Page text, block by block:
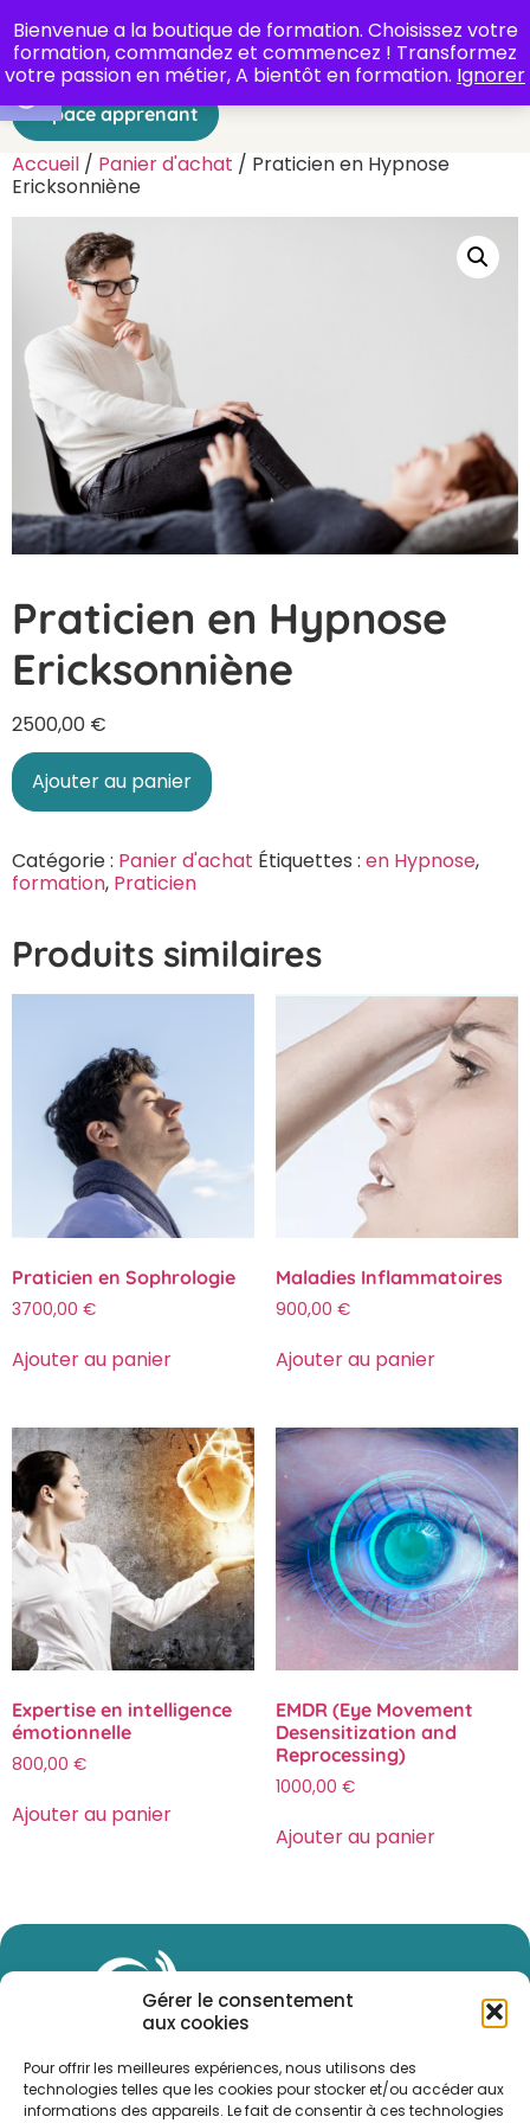
Ouvrir la barre d’outils
Gérer le consentement
aux cookies
Pour offrir les meilleures expériences, nous utilisons des
technologies telles que les cookies pour stocker et/ou accéder aux
informations des appareils. Le fait de consentir à ces technologies
Bienvenue a la boutique de formation. Choisissez votre
formation, commandez et commencez ! Transformez
votre passion en métier, A bientôt en formation. Ignorer
Espace apprenant
Accueil / Panier d'achat / Praticien en Hypnose
Ericksonniène
Praticien en Hypnose
Ericksonniène
2500,00 €
Ajouter au panier
Catégorie : Panier d'achat Étiquettes : en Hypnose,
formation, Praticien
Produits similaires
Praticien en Sophrologie
3700,00 €
Ajouter au panier
Maladies Inflammatoires
900,00 €
Ajouter au panier
Expertise en intelligence
émotionnelle
800,00 €
Ajouter au panier
EMDR (Eye Movement
Desensitization and
Reprocessing)
1000,00 €
Ajouter au panier